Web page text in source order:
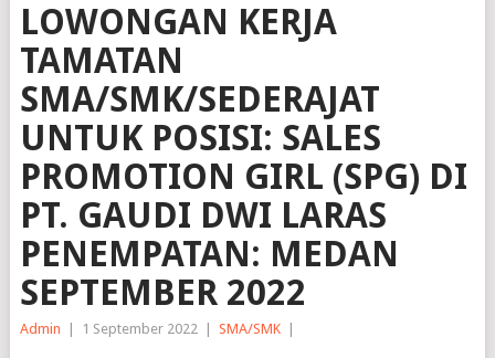
LOWONGAN KERJA
TAMATAN
SMA/SMK/SEDERAJAT
UNTUK POSISI: SALES
PROMOTION GIRL (SPG) DI
PT. GAUDI DWI LARAS
PENEMPATAN: MEDAN
SEPTEMBER 2022
Admin 1 September 2022 SMA/SMK